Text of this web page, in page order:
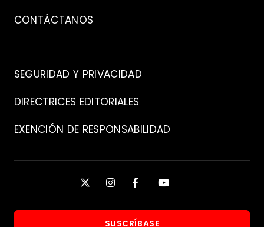
CONTÁCTANOS
Contacto
SEGURIDAD Y PRIVACIDAD
DIRECTRICES EDITORIALES
EXENCIÓN DE RESPONSABILIDAD
Manténgase
conectado
X INSTAGRAM
FACEBOOKYOUTUBE
SUSCRÍBASE